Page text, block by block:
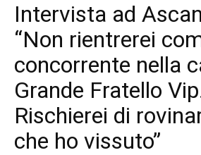
Intervista ad
“Non rientrerei
concorrente nella
Grande Fratello
Rischierei di
che ho vissuto”